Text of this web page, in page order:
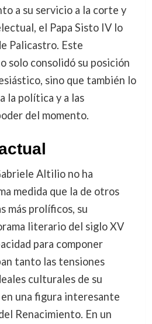
a su servicio a la corte y
el Papa Sisto IV lo
Palicastro. Este
solo consolidó su posición
sino que también lo
la política y a las
del momento.
Altilio no ha
medida que la de otros
más prolíficos, su
literario del siglo XV
para componer
tanto las tensiones
culturales de su
una figura interesante
Renacimiento. En un